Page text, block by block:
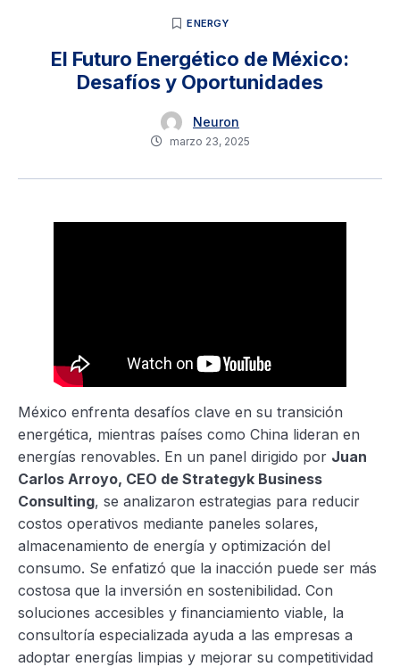
ENERGY
El Futuro Energético de México:
Desafíos y Oportunidades
Neuron
marzo 23, 2025
México enfrenta desafíos clave en su transición
energética, mientras países como China lideran en
energías renovables. En un panel dirigido por Juan
Carlos Arroyo, CEO de Strategyk Business
Consulting, se analizaron estrategias para reducir
costos operativos mediante paneles solares,
almacenamiento de energía y optimización del
consumo. Se enfatizó que la inacción puede ser más
costosa que la inversión en sostenibilidad. Con
soluciones accesibles y financiamiento viable, la
consultoría especializada ayuda a las empresas a
adoptar energías limpias y mejorar su competitividad